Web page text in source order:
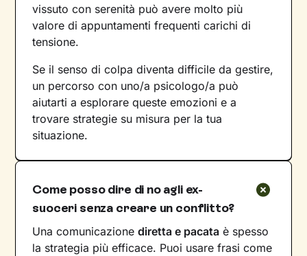
vissuto con serenità può avere molto più
valore di appuntamenti frequenti carichi di
tensione.
Se il senso di colpa diventa difficile da gestire,
un percorso con uno/a psicologo/a può
aiutarti a esplorare queste emozioni e a
trovare strategie su misura per la tua
situazione.
Come posso dire di no agli ex-
suoceri senza creare un conflitto?
Una comunicazionediretta e pacata è spesso
la strategia più efficace. Puoi usare frasi come